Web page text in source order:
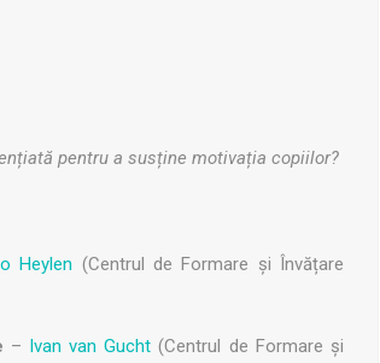
pentru a susține motivația copiilor?
Heylen (Centrul de Formare și Învățare
– Ivan van Gucht(Centrul de Formare și